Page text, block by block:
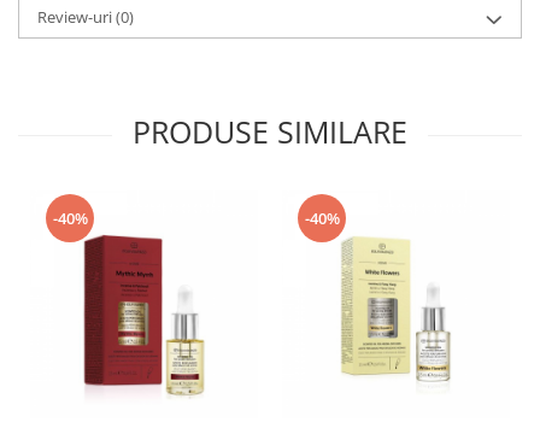
Review-uri(0)
PRODUSE SIMILARE
-40% -40%